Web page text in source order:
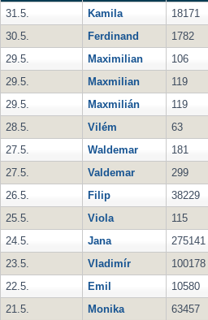
31.5.
Kamila 18171
30.5.
Ferdinand 1782
29.5.
Maximilian 106
29.5.
Maxmilian 119
29.5.
Maxmilián 119
28.5.
Vilém 63
27.5.
Waldemar 181
27.5.
Valdemar 299
26.5.
Filip 38229
25.5.
Viola 115
24.5.
Jana 275141
23.5.
Vladimír 100178
22.5.
Emil 10580
21.5.
Monika 63457